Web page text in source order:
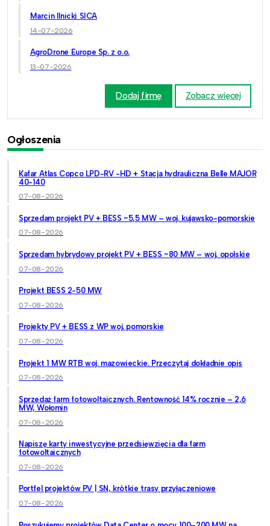
Marcin Ilnicki SICA
14-07-2026
AgroDrone Europe Sp. z o.o.
13-07-2026
Dodaj firmę Zobacz więcej
Ogłoszenia
Kafar Atlas Copco LPD-RV -HD + Stacja hydrauliczna Belle MAJOR
40-140
07-08-2026
Sprzedam projekt PV + BESS ~5,5 MW – woj. kujawsko-pomorskie
07-08-2026
Sprzedam hybrydowy projekt PV + BESS ~80 MW – woj. opolskie
07-08-2026
Projekt BESS 2-50 MW
07-08-2026
Projekty PV + BESS z WP woj. pomorskie
07-08-2026
Projekt 1 MW RTB woj. mazowieckie. Przeczytaj dokładnie opis
07-08-2026
Sprzedaż farm fotowoltaicznych. Rentowność 14% rocznie – 2,6
MW, Wołomin
07-08-2026
Napiszę karty inwestycyjne przedsięwzięcia dla farm
fotowoltaicznych
07-08-2026
Portfel projektów PV | SN, krótkie trasy przyłączeniowe
07-08-2026